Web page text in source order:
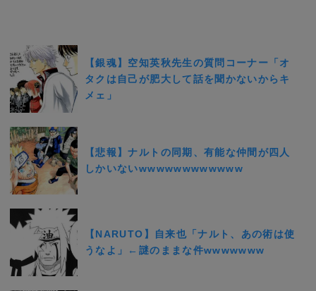
【銀魂】空知英秋先生の質問コーナー「オ
タクは自己が肥大して話を聞かないからキ
メェ」
【悲報】ナルトの同期、有能な仲間が四人
しかいないwwwwwwwwwwww
【NARUTO】自来也「ナルト、あの術は使
うなよ」←謎のままな件wwwwwww